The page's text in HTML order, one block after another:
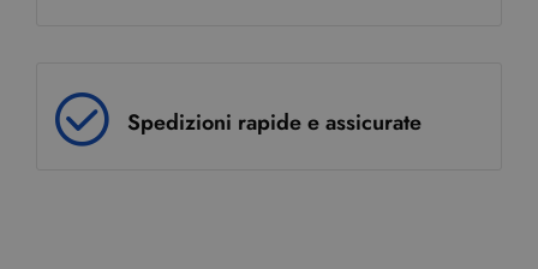
Spedizioni rapide e assicurate